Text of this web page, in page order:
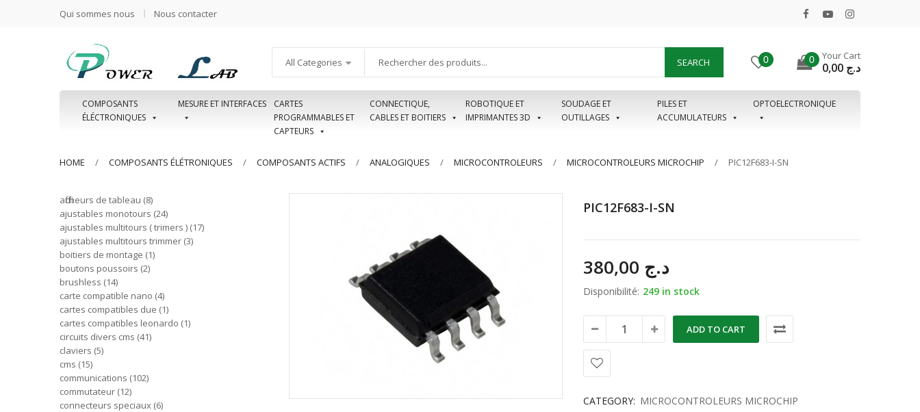
Qui sommes nous Nous contacter
All Categories SEARCH 0 0 Your Cart
د.ج
COMPOSANTS
ÉLÉCTRONIQUES
MESURE ET INTERFACES
CARTES
PROGRAMMABLES ET
CAPTEURS
CONNECTIQUE,
CABLES ET BOITIERS
ROBOTIQUE ET
IMPRIMANTES 3D
SOUDAGE ET
OUTILLAGES
PILES ET
ACCUMULATEURS
OPTOELECTRONIQUE
HOME COMPOSANTS ÉLÉTRONIQUES COMPOSANTS ACTIFS ANALOGIQUES MICROCONTROLEURS MICROCONTROLEURS MICROCHIP PIC12F683-I-SN
PIC12F683-I-SN
د.ج
Disponibilité: 249 in stock
ADD TO CART
CATEGORY: MICROCONTROLEURS MICROCHIP
afficheurs de tableau 8
ajustables monotours 24
ajustables multitours ( trimers ) 17
ajustables multitours trimmer 3
boitiers de montage 1
boutons poussoirs 2
brushless 14
carte compatible nano 4
cartes compatibles due 1
cartes compatibles leonardo 1
circuits divers cms 41
claviers 5
cms 15
communications 102
commutateur 12
connecteurs speciaux 6